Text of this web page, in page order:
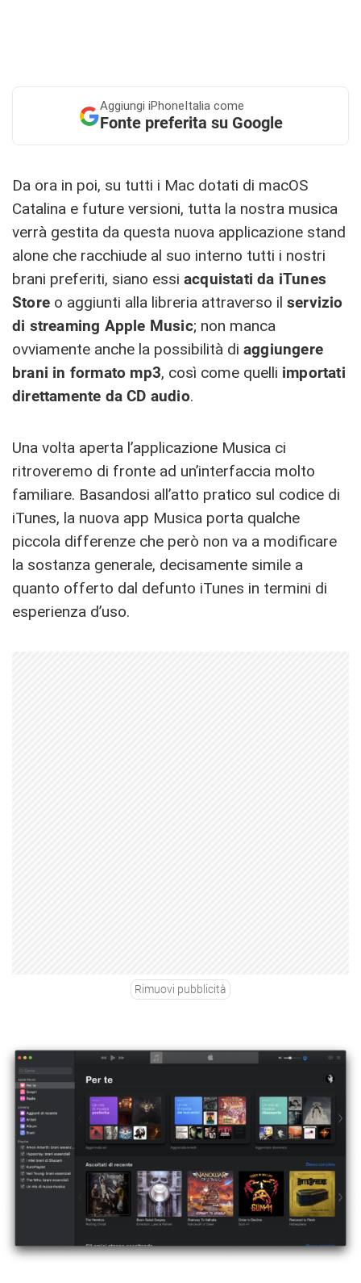
Aggiungi iPhoneItalia come
Fonte preferita su Google
Da ora in poi, su tutti i Mac dotati di macOS
Catalina e future versioni, tutta la nostra musica
verrà gestita da questa nuova applicazione stand
alone che racchiude al suo interno tutti i nostri
brani preferiti, siano essi acquistati da iTunes
Store o aggiunti alla libreria attraverso il servizio
di streaming Apple Music; non manca
ovviamente anche la possibilità di aggiungere
brani in formato mp3, così come quelli importati
direttamente da CD audio.
Una volta aperta l’applicazione Musica ci
ritroveremo di fronte ad un’interfaccia molto
familiare. Basandosi all’atto pratico sul codice di
iTunes, la nuova app Musica porta qualche
piccola differenze che però non va a modificare
la sostanza generale, decisamente simile a
quanto offerto dal defunto iTunes in termini di
esperienza d’uso.
Rimuovi pubblicità